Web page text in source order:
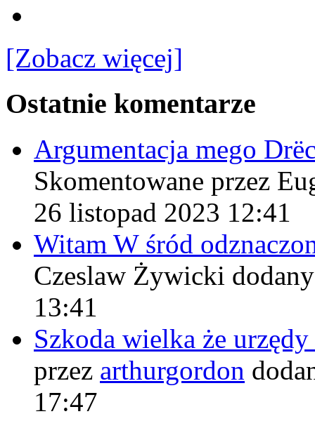
[Zobacz więcej]
Ostatnie komentarze
Argumentacja mego
Skomentowane przez
26 listopad 2023 12:41
Witam W śród
Czeslaw Żywicki
13:41
Szkoda wielka że
przez arthurgordon
17:47